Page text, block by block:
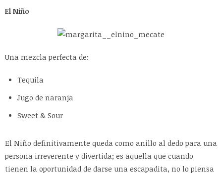
El Niño
Una mezcla perfecta de:
Tequila
Jugo de naranja
Sweet & Sour
El Niño definitivamente queda como anillo al dedo para una
persona irreverente y divertida; es aquella que cuando
tienen la oportunidad de darse una escapadita, no lo piensa